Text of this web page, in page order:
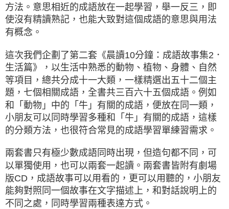
方法。意思相近的成語放在一起學習，舉一反三，即
使沒有精讀熟記，也能大致對這個成語的意思與用法
有概念。
這次我們企劃了第二套《晨讀10分鐘：成語故事集2．
生活篇》，以生活中熟悉的動物、植物、身體、自然
等項目，總共分成十一大類，一樣精選出五十二個主
題，七個相關成語，全書共三百六十五個成語。例如
和「動物」中的「牛」有關的成語，便放在同一類，
小朋友可以同時學習多種和「牛」有關的成語，這樣
的分類方法，也很符合常見的成語學習單練習需求。
兩套書只有極少數成語同時出現，但造句都不同，可
以單獨使用，也可以兩套一起讀。兩套書皆附有劇場
版CD，成語故事可以用看的，更可以用聽的，小朋友
能夠對照同一個故事在文字描述上，和對話說明上的
不同之處，同時學習兩種表達方式。